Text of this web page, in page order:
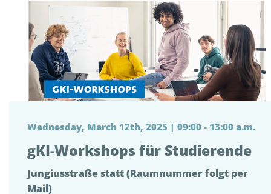
Wednesday, March 12th, 2025 | 09:00 - 13:00 a.m.
gKI-Workshops für Studierende
Jungiusstraße statt (Raumnummer folgt per
Mail)